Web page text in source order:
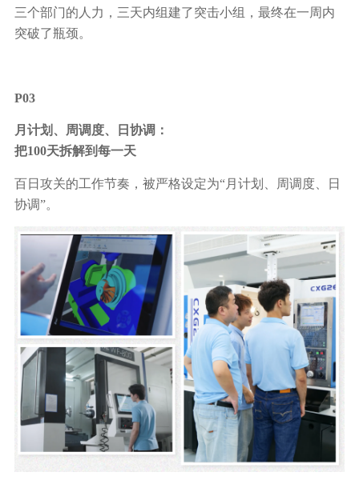
三个部门的人力，三天内组建了突击小组，最终在一周内
突破了瓶颈。
P03
月计划、周调度、日协调：
把100天拆解到每一天
百日攻关的工作节奏，被严格设定为“月计划、周调度、日
协调”。